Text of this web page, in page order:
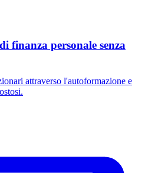
finanza personale senza
attraverso l'autoformazione e